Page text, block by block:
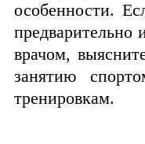
особенности.
предварительно
врачом,
занятию
тренировкам.